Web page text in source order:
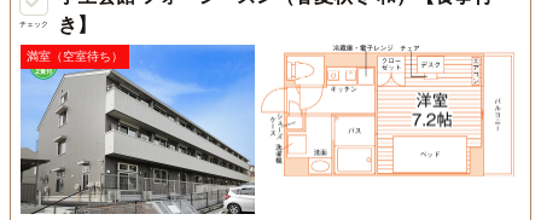
チェック
き】
満室（空室待ち）